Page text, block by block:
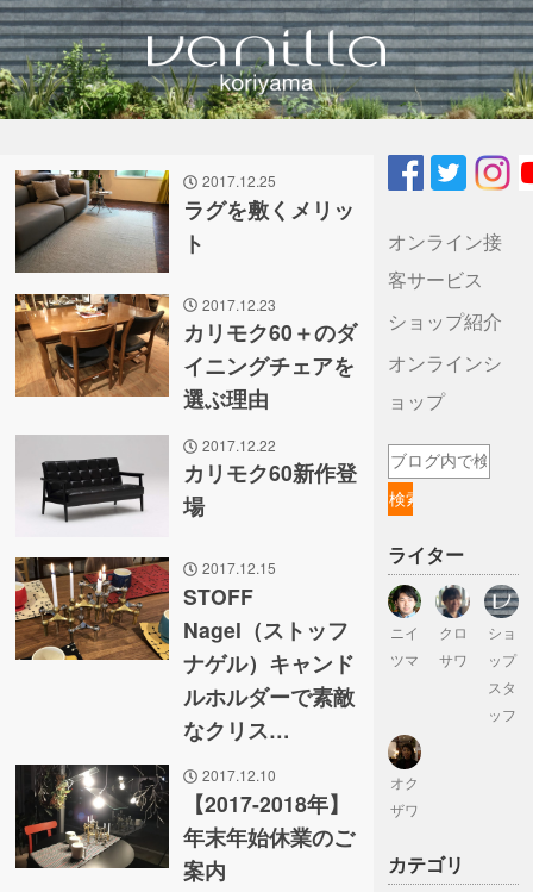
2017.12.25
ラグを敷くメリッ
ト
2017.12.23
カリモク60＋のダ
イニングチェアを
選ぶ理由
2017.12.22
カリモク60新作登
場
2017.12.15
STOFF
Nagel（ストッフ
ナゲル）キャンド
ルホルダーで素敵
なクリス…
2017.12.10
【2017-2018年】
年末年始休業のご
案内
オンライン接
客サービス
ショップ紹介
オンラインシ
ョップ
ライター
ニイ
ツマ
クロ
サワ
ショ
ップ
スタ
ッフ
オク
ザワ
カテゴリ